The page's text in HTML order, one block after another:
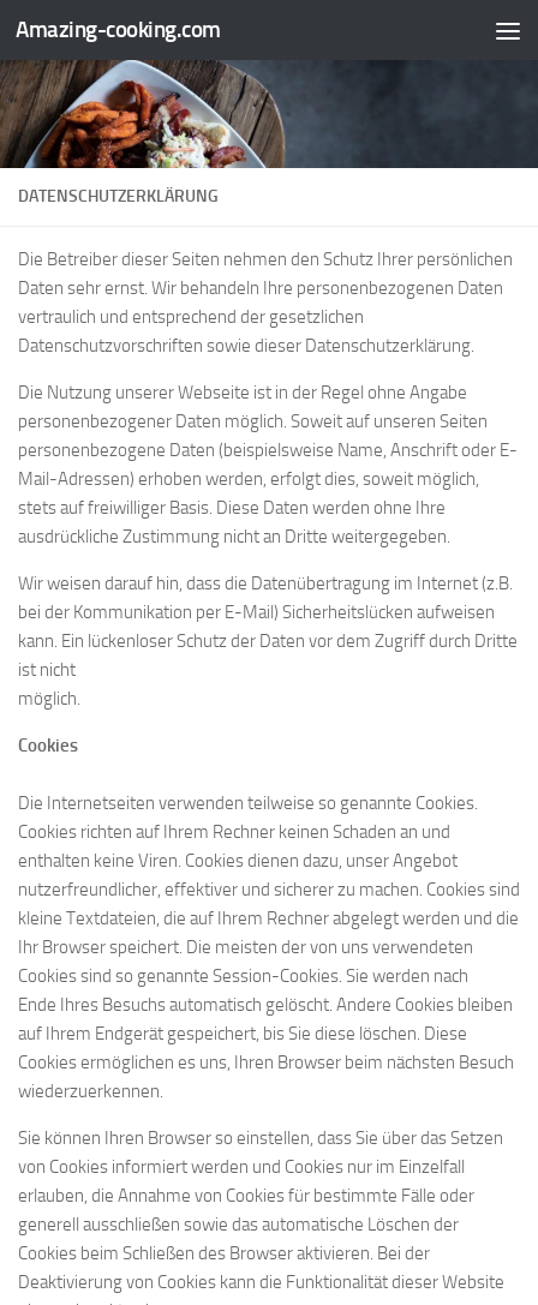
Zum Inhalt springen
Amazing-cooking.com
DATENSCHUTZERKLÄRUNG
Die Betreiber dieser Seiten nehmen den Schutz Ihrer persönlichen
Daten sehr ernst. Wir behandeln Ihre personenbezogenen Daten
vertraulich und entsprechend der gesetzlichen
Datenschutzvorschriften sowie dieser Datenschutzerklärung.
Die Nutzung unserer Webseite ist in der Regel ohne Angabe
personenbezogener Daten möglich. Soweit auf unseren Seiten
personenbezogene Daten (beispielsweise Name, Anschrift oder E-
Mail-Adressen) erhoben werden, erfolgt dies, soweit möglich,
stets auf freiwilliger Basis. Diese Daten werden ohne Ihre
ausdrückliche Zustimmung nicht an Dritte weitergegeben.
Wir weisen darauf hin, dass die Datenübertragung im Internet (z.B.
bei der Kommunikation per E-Mail) Sicherheitslücken aufweisen
kann. Ein lückenloser Schutz der Daten vor dem Zugriff durch Dritte
ist nicht
möglich.
Cookies
Die Internetseiten verwenden teilweise so genannte Cookies.
Cookies richten auf Ihrem Rechner keinen Schaden an und
enthalten keine Viren. Cookies dienen dazu, unser Angebot
nutzerfreundlicher, effektiver und sicherer zu machen. Cookies sind
kleine Textdateien, die auf Ihrem Rechner abgelegt werden und die
Ihr Browser speichert. Die meisten der von uns verwendeten
Cookies sind so genannte Session-Cookies. Sie werden nach
Ende Ihres Besuchs automatisch gelöscht. Andere Cookies bleiben
auf Ihrem Endgerät gespeichert, bis Sie diese löschen. Diese
Cookies ermöglichen es uns, Ihren Browser beim nächsten Besuch
wiederzuerkennen.
Sie können Ihren Browser so einstellen, dass Sie über das Setzen
von Cookies informiert werden und Cookies nur im Einzelfall
erlauben, die Annahme von Cookies für bestimmte Fälle oder
generell ausschließen sowie das automatische Löschen der
Cookies beim Schließen des Browser aktivieren. Bei der
Deaktivierung von Cookies kann die Funktionalität dieser Website